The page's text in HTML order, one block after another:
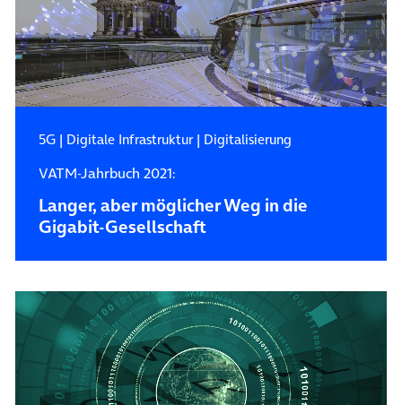
5G| Digitale Infrastruktur| Digitalisierung
VATM-Jahrbuch 2021:
Langer, aber möglicher Weg in die
Gigabit-Gesellschaft